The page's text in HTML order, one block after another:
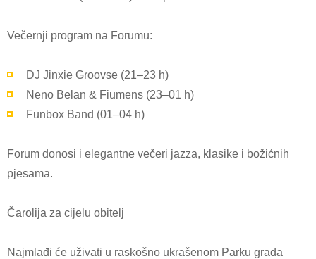
Večernji program na Forumu:
DJ Jinxie Groovse (21–23 h)
Neno Belan & Fiumens (23–01 h)
Funbox Band (01–04 h)
Forum donosi i elegantne večeri jazza, klasike i božićnih
pjesama.
Čarolija za cijelu obitelj
Najmlađi će uživati u raskošno ukrašenom Parku grada